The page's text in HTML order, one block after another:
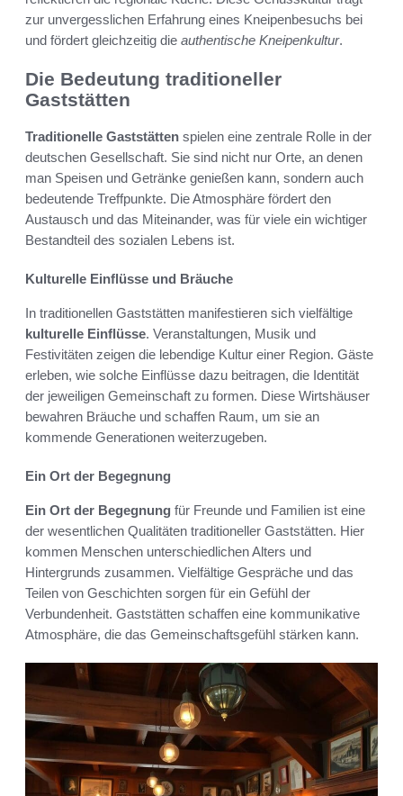
zur unvergesslichen Erfahrung eines Kneipenbesuchs bei
und fördert gleichzeitig die authentische Kneipenkultur.
Die Bedeutung traditioneller
Gaststätten
Traditionelle Gaststätten spielen eine zentrale Rolle in der
deutschen Gesellschaft. Sie sind nicht nur Orte, an denen
man Speisen und Getränke genießen kann, sondern auch
bedeutende Treffpunkte. Die Atmosphäre fördert den
Austausch und das Miteinander, was für viele ein wichtiger
Bestandteil des sozialen Lebens ist.
Kulturelle Einflüsse und Bräuche
In traditionellen Gaststätten manifestieren sich vielfältige
kulturelle Einflüsse. Veranstaltungen, Musik und
Festivitäten zeigen die lebendige Kultur einer Region. Gäste
erleben, wie solche Einflüsse dazu beitragen, die Identität
der jeweiligen Gemeinschaft zu formen. Diese Wirtshäuser
bewahren Bräuche und schaffen Raum, um sie an
kommende Generationen weiterzugeben.
Ein Ort der Begegnung
Ein Ort der Begegnung für Freunde und Familien ist eine
der wesentlichen Qualitäten traditioneller Gaststätten. Hier
kommen Menschen unterschiedlichen Alters und
Hintergrunds zusammen. Vielfältige Gespräche und das
Teilen von Geschichten sorgen für ein Gefühl der
Verbundenheit. Gaststätten schaffen eine kommunikative
Atmosphäre, die das Gemeinschaftsgefühl stärken kann.